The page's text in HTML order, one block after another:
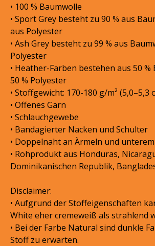
• 100 % Baumwolle
• Sport Grey besteht zu 90 % aus
aus Polyester
• Ash Grey besteht zu 99 % aus
Polyester
• Heather-Farben bestehen aus 50
50 % Polyester
• Stoffgewicht: 170-180 g/m² (5,0–5,3
• Offenes Garn
• Schlauchgewebe
• Bandagierter Nacken und Schulter
• Doppelnaht an Ärmeln und
• Rohprodukt aus Honduras,
Dominikanischen Republik,
Disclaimer:
• Aufgrund der Stoffeigenschaften
White eher cremeweiß als strahlend
• Bei der Farbe Natural sind dunkle
Stoff zu erwarten.